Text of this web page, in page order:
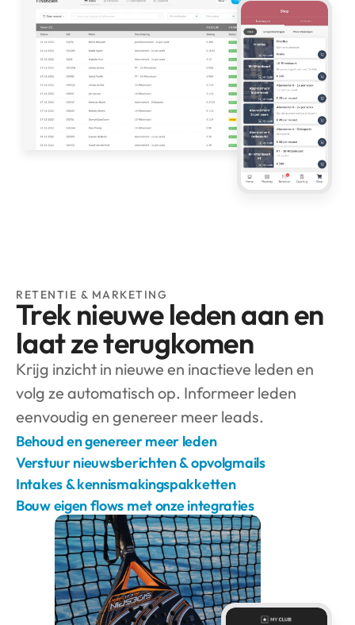
RETENTIE & MARKETING
Trek nieuwe leden aan en
laat ze terugkomen
Krijg inzicht in nieuwe en inactieve leden en
volg ze automatisch op. Informeer leden
eenvoudig en genereer meer leads.
Behoud en genereer meer leden
Verstuur nieuwsberichten & opvolgmails
Intakes & kennismakingspakketten
Bouw eigen flows met onze integraties